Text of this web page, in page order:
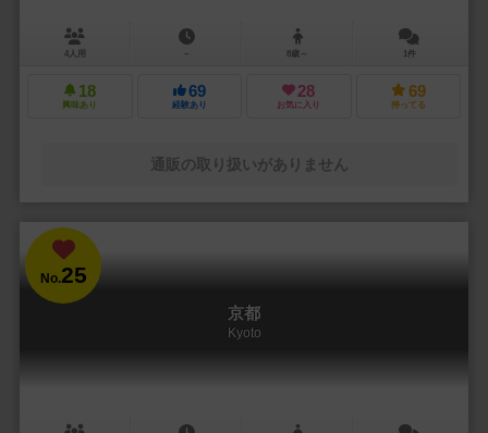
4人用 － 8歳～ 1件
18
興味あり
69
経験あり
28
お気に入り
69
持ってる
通販の取り扱いがありません
No.25
京都
Kyoto